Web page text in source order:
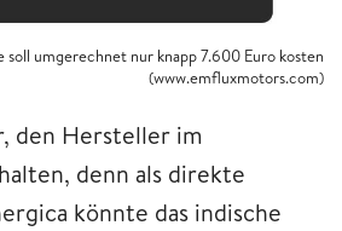
soll umgerechnet nur knapp 7.600 Euro kosten
(www.emfluxmotors.com)
den Hersteller im
denn als direkte
könnte das indische